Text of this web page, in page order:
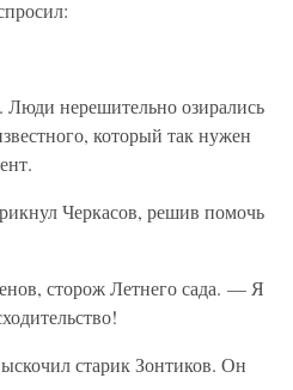
Люди нерешительно озирались
который так нужен
Черкасов, решив помочь
сторож Летнего сада. — Я
старик Зонтиков. Он